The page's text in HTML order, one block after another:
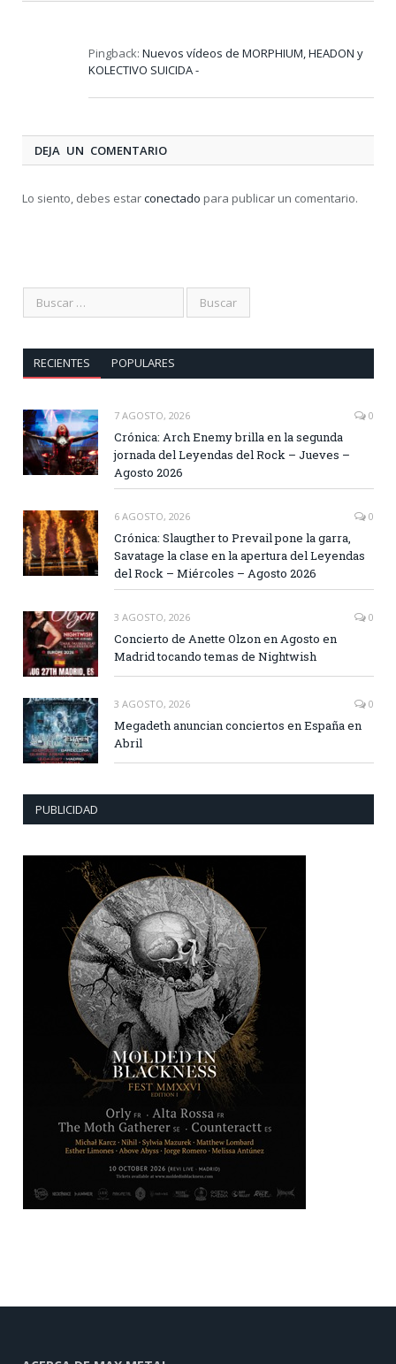
Pingback: Nuevos vídeos de MORPHIUM, HEADON y
KOLECTIVO SUICIDA -
DEJA UN COMENTARIO
Lo siento, debes estarconectado para publicar un comentario.
RECIENTES POPULARES
7 AGOSTO, 2026 0
Crónica: Arch Enemy brilla en la segunda
jornada del Leyendas del Rock – Jueves –
Agosto 2026
6 AGOSTO, 2026 0
Crónica: Slaugther to Prevail pone la garra,
Savatage la clase en la apertura del Leyendas
del Rock – Miércoles – Agosto 2026
3 AGOSTO, 2026 0
Concierto de Anette Olzon en Agosto en
Madrid tocando temas de Nightwish
3 AGOSTO, 2026 0
Megadeth anuncian conciertos en España en
Abril
PUBLICIDAD